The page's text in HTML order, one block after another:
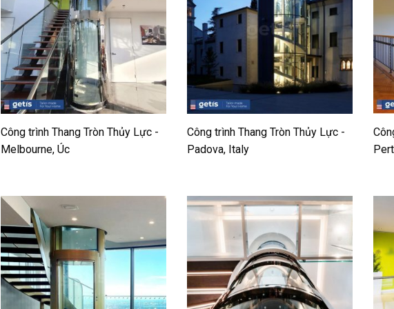
Công trình Thang Tròn Thủy Lực -
Melbourne, Úc
Công trình Thang Tròn Thủy Lực -
Padova, Italy